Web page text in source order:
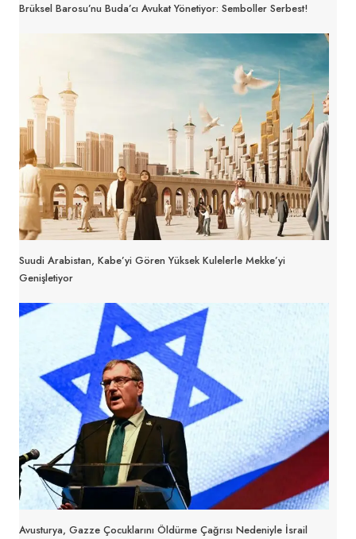
Brüksel Barosu’nu Buda’cı Avukat Yönetiyor: Semboller Serbest!
Suudi Arabistan, Kabe’yi Gören Yüksek Kulelerle Mekke’yi
Genişletiyor
Avusturya, Gazze Çocuklarını Öldürme Çağrısı Nedeniyle İsrail